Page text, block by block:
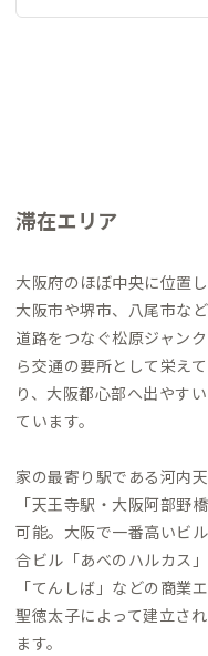
滞在エリア
大阪府のほぼ中央に位置
大阪市や堺市、八尾市な
道路をつなぐ松原ジャン
ら交通の要所として栄え
り、大阪都心部へ出やす
ています。
家の最寄り駅である河内
「天王寺駅・大阪阿部野
可能。大阪で一番高いビ
合ビル「あべのハルカス
「てんしば」などの商業
聖徳太子によって建立さ
ます。